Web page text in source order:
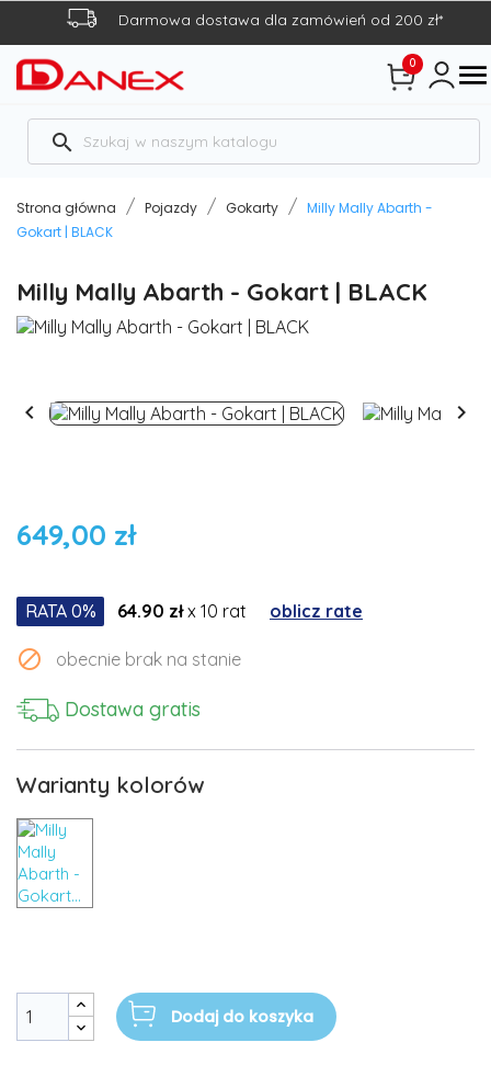
Darmowa dostawa dla zamówień od 200 zł*
0 
search
Strona główna Pojazdy Gokarty
Milly Mally Abarth -
Gokart | BLACK
Milly Mally Abarth - Gokart | BLACK
 
649,00 zł
RATA 0% 64.90 złx 10 rat oblicz rate
 obecnie brak na stanie
Dostawa gratis
Warianty kolorów
Dodaj do koszyka